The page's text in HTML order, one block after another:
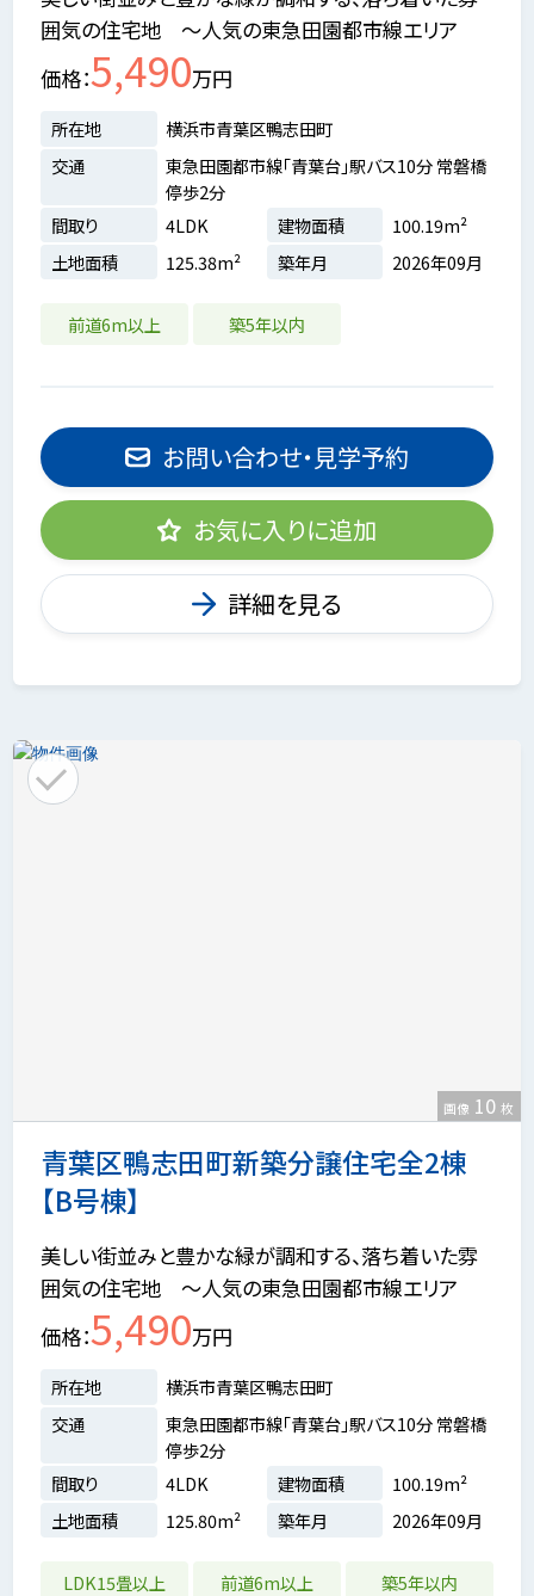
囲気の住宅地 ～人気の東急田園都市線エリア
価格 5,490万円
所在地
横浜市青葉区鴨志田町
交通
東急田園都市線「青葉台」駅バス10分 常磐橋
停歩2分
間取り
4LDK 建物面積
100.19m²
土地面積
125.38m² 築年月 2026年09月
前道6m以上 築5年以内
お問い合わせ・見学予約
お気に入りに追加
詳細を見る
青葉区鴨志田町新築分譲住宅全2棟
【B号棟】
画像 10 枚
美しい街並みと豊かな緑が調和する、落ち着いた雰
囲気の住宅地 ～人気の東急田園都市線エリア
価格 5,490万円
所在地
横浜市青葉区鴨志田町
交通
東急田園都市線「青葉台」駅バス10分 常磐橋
停歩2分
間取り
4LDK 建物面積
100.19m²
土地面積
125.80m² 築年月 2026年09月
LDK15畳以上 前道6m以上 築5年以内